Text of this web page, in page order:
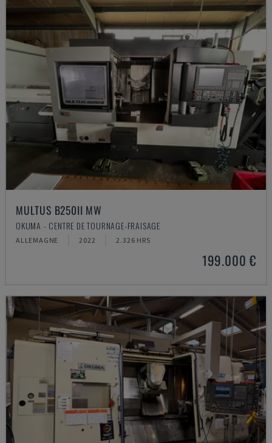
MULTUS B250II MW
OKUMA - CENTRE DE TOURNAGE-FRAISAGE
ALLEMAGNE 2022 2.326 HRS
199.000 €